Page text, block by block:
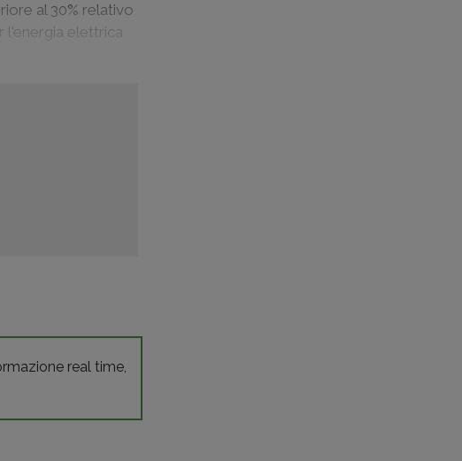
al 30% relativo
l'energia elettrica
real time,